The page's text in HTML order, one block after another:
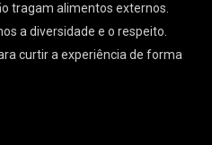
tragam alimentos externos.
a diversidade e o respeito.
curtir a experiência de forma